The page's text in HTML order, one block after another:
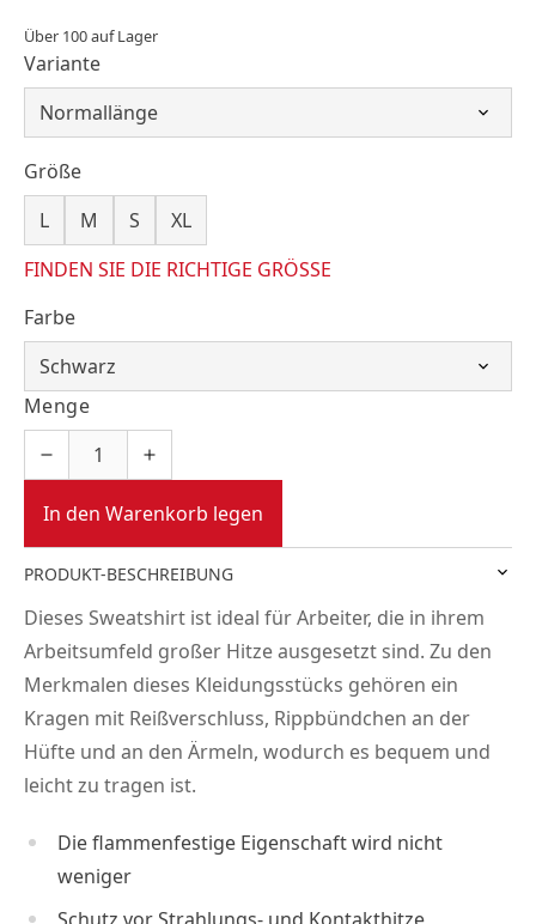
Über 100 auf Lager
Variante
Größe
L
M S
XL
FINDEN SIE DIE RICHTIGE GRÖSSE
Farbe
Menge
In den Warenkorb legen
PRODUKT-BESCHREIBUNG
Dieses Sweatshirt ist ideal für Arbeiter, die in ihrem
Arbeitsumfeld großer Hitze ausgesetzt sind. Zu den
Merkmalen dieses Kleidungsstücks gehören ein
Kragen mit Reißverschluss, Rippbündchen an der
Hüfte und an den Ärmeln, wodurch es bequem und
leicht zu tragen ist.
Die flammenfestige Eigenschaft wird nicht
weniger